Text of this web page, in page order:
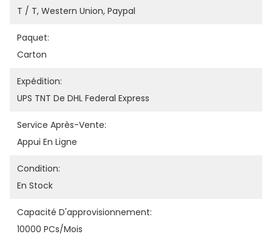
T / T, Western Union, Paypal
Paquet:
Carton
Expédition:
UPS TNT De DHL Federal Express
Service Après-Vente:
Appui En Ligne
Condition:
En Stock
Capacité D'approvisionnement:
10000 PCs/mois